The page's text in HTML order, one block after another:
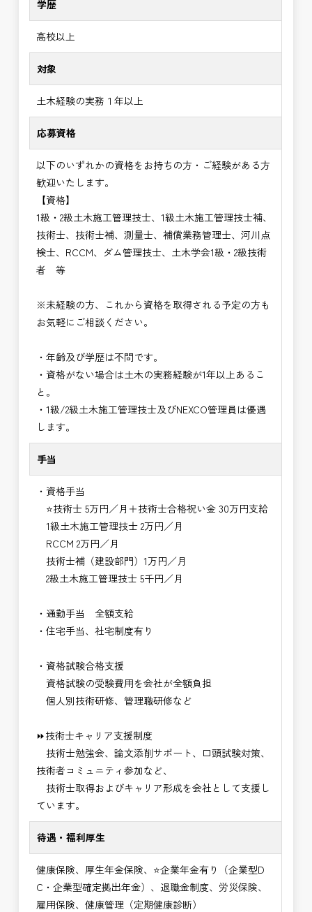
学歴
高校以上
対象
土木経験の実務１年以上
応募資格
以下のいずれかの資格をお持ちの方・ご経験がある方
歓迎いたします。
【資格】
1級・2級土木施工管理技士、1級土木施工管理技士補、
技術士、技術士補、測量士、補償業務管理士、河川点
検士、RCCM、ダム管理技士、土木学会1級・2級技術
者 等
※未経験の方、これから資格を取得される予定の方も
お気軽にご相談ください。
・年齢及び学歴は不問です。
・資格がない場合は土木の実務経験が1年以上あるこ
と。
・1級/2級土木施工管理技士及びNEXCO管理員は優遇
します。
手当
・資格手当
⭐技術士 5万円／月＋技術士合格祝い金 30万円支給
1級土木施工管理技士 2万円／月
RCCM 2万円／月
技術士補（建設部門）1万円／月
2級土木施工管理技士 5千円／月
・通勤手当 全額支給
・住宅手当、社宅制度有り
・資格試験合格支援
資格試験の受験費用を会社が全額負担
個人別技術研修、管理職研修など
⏩技術士キャリア支援制度
技術士勉強会、論文添削サポート、口頭試験対策、
技術者コミュニティ参加など、
技術士取得およびキャリア形成を会社として支援し
ています。
待遇・福利厚生
健康保険、厚生年金保険、⭐企業年金有り（企業型D
C・企業型確定拠出年金）、退職金制度、労災保険、
雇用保険、健康管理（定期健康診断）